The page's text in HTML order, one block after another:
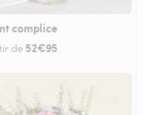
complice
de 52€95